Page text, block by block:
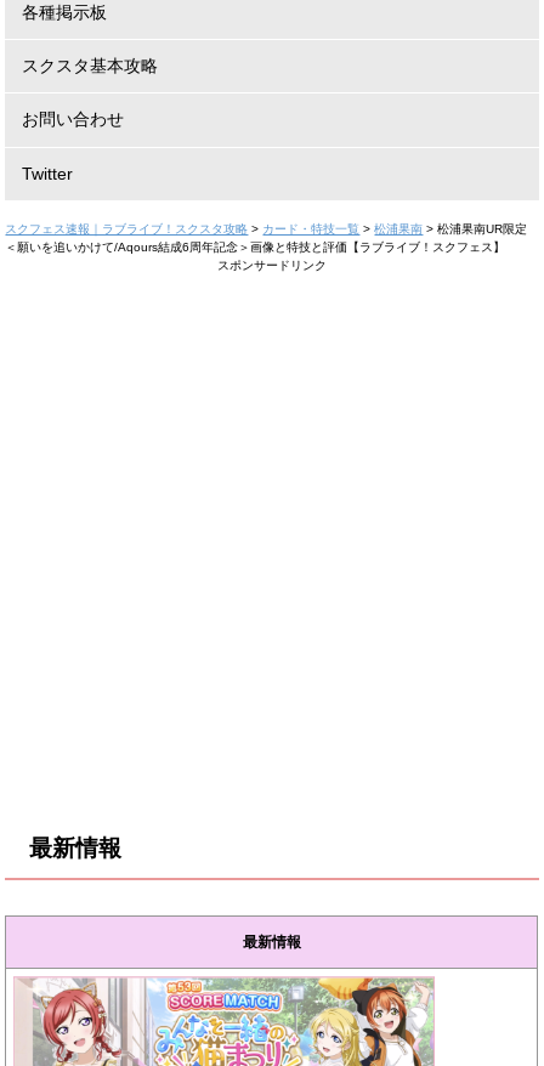
各種掲示板
スクスタ基本攻略
お問い合わせ
Twitter
スクフェス速報｜ラブライブ！スクスタ攻略 > カード・特技一覧 >松浦果南 >松浦果南UR限定
＜願いを追いかけて/Aqours結成6周年記念＞画像と特技と評価【ラブライブ！スクフェス】
スポンサードリンク
最新情報
最新情報